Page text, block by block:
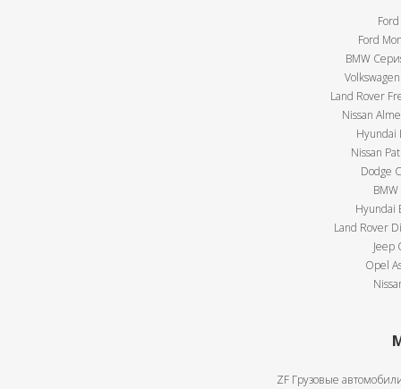
Ford
BMW
Land Rover
Nissan
Hyundai
Nissan
Dodge
Hyundai
Land Rover
Jeep
Opel
ZF Грузовые